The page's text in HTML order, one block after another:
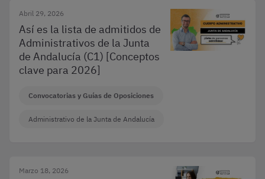
Abril 29, 2026
Así es la lista de admitidos de
Administrativos de la Junta
de Andalucía (C1) [Conceptos
clave para 2026]
Convocatorias y Guías de Oposiciones
Administrativo de la Junta de Andalucía
Marzo 18, 2026